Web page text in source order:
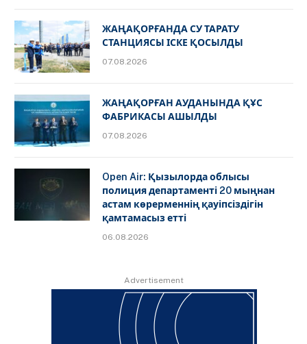
ЖАҢАҚОРҒАНДА СУ ТАРАТУ
СТАНЦИЯСЫ ІСКЕ ҚОСЫЛДЫ
07.08.2026
ЖАҢАҚОРҒАН АУДАНЫНДА ҚҰС
ФАБРИКАСЫ АШЫЛДЫ
07.08.2026
Open Air: Қызылорда облысы
полиция департаменті 20 мыңнан
астам көрерменнің қауіпсіздігін
қамтамасыз етті
06.08.2026
Advertisement